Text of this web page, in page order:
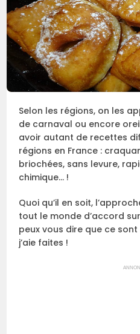
Selon les régions, on les
de carnaval ou encore
avoir autant de recettes
régions en France :
briochées, sans levure,
chimique… !
Quoi qu’il en soit,
tout le monde d’accord
peux vous dire que ce
j’aie faites !